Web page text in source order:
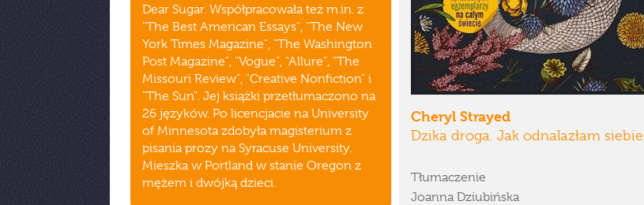
Dear Sugar. Współpracowała też m.in. z
"The Best American Essays", "The New
York Times Magazine", "The Washington
Post Magazine", "Vogue", "Allure", "The
Missouri Review", "Creative Nonfiction" i
"The Sun". Jej książki przetłumaczono na
26 języków. Po licencjacie na University
of Minnesota zdobyła magisterium z
pisania prozy na Syracuse University.
Mieszka w Portland w stanie Oregon z
mężem i dwójką dzieci.
Cheryl Strayed
Dzika droga. Jak odnalazłam siebie
Tłumaczenie
Joanna Dziubińska